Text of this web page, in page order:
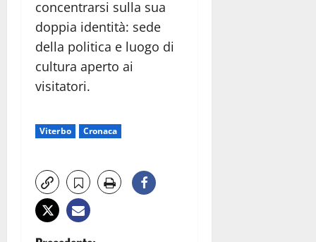
concentrarsi sulla sua
doppia identità: sede
della politica e luogo di
cultura aperto ai
visitatori.
Viterbo Cronaca